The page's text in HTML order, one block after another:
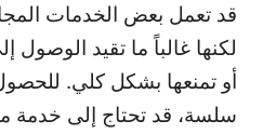
قد تعمل بعض الخدمات
لكنها غالباً ما تقيد
أو تمنعها بشكل كلي.
سلسة، قد تحتاج إلى خدمة